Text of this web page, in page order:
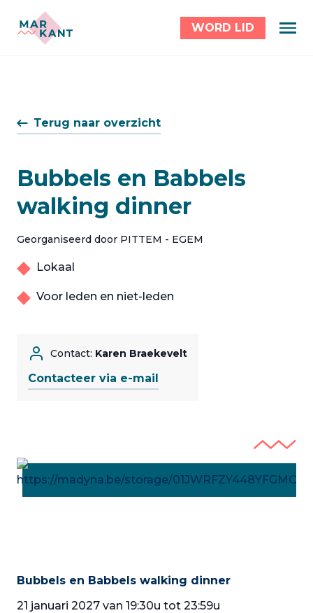
WORD LID
Terug naar overzicht
Bubbels en Babbels
walking dinner
Georganiseerd door PITTEM - EGEM
Lokaal
Voor leden en niet-leden
Contact: Karen Braekevelt
Contacteer via e-mail
Bubbels en Babbels walking dinner
21 januari 2027 van 19:30u tot 23:59u